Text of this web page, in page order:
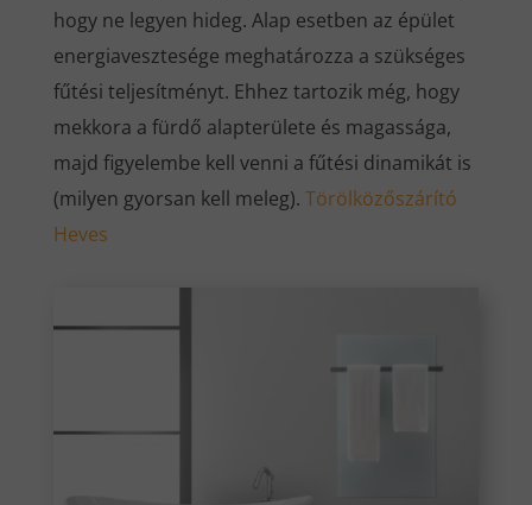
hogy ne legyen hideg. Alap esetben az épület
energiavesztesége meghatározza a szükséges
fűtési teljesítményt. Ehhez tartozik még, hogy
mekkora a fürdő alapterülete és magassága,
majd figyelembe kell venni a fűtési dinamikát is
(milyen gyorsan kell meleg). Törölközőszárító
Heves